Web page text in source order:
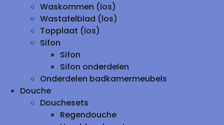
Waskommen (los)
Wastafelblad (los)
Topplaat (los)
Sifon
Sifon
Sifon onderdelen
Onderdelen badkamermeubels
Douche
Douchesets
Regendouche